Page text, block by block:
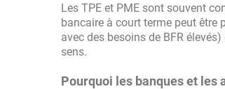
Les TPE et PME sont souvent
bancaire à court terme peut être
avec des besoins de BFR
sens.
Pourquoi les banques et